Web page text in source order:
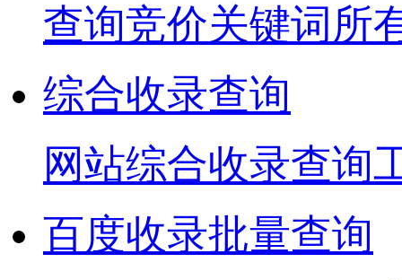
查询竞价关键词所
综合收录查询
网站综合收录查询
百度收录批量查询